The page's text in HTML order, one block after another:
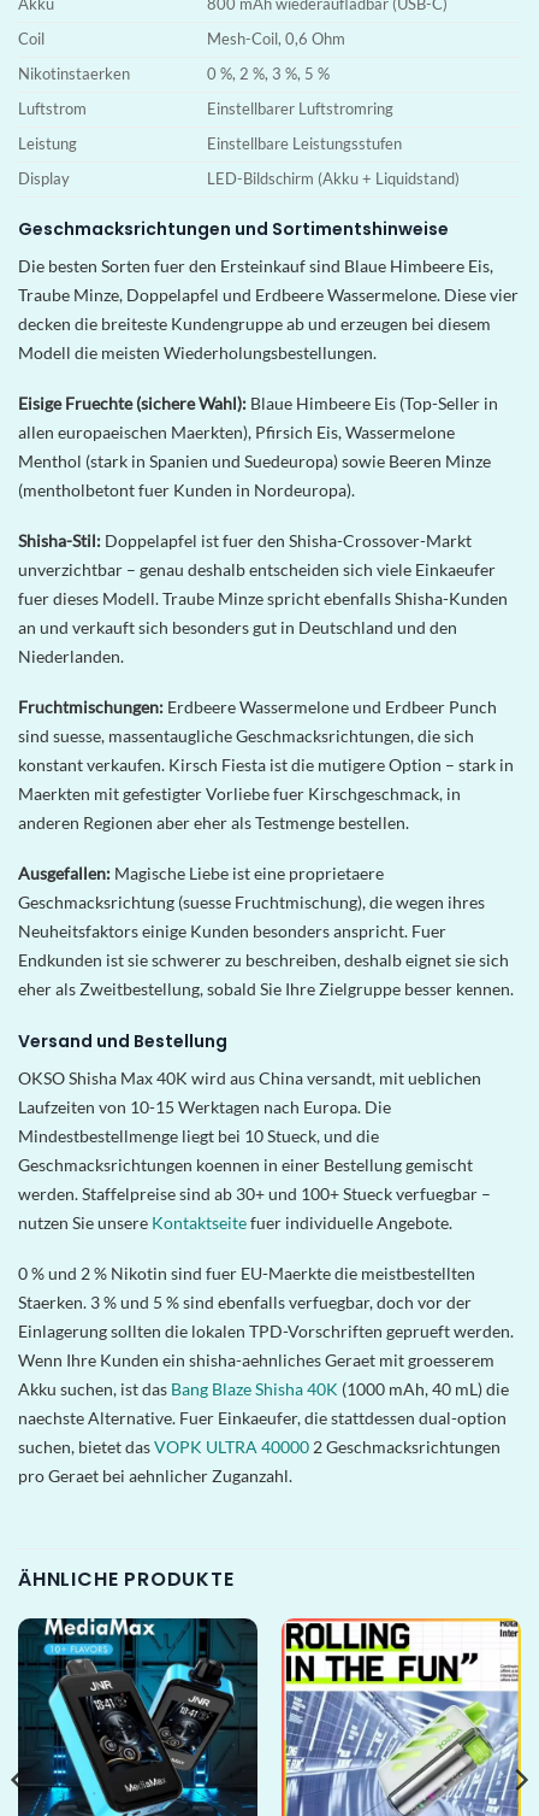
Akku
800 mAh wiederaufladbar (USB-C)
Coil
Mesh-Coil, 0,6 Ohm
Nikotinstaerken
0 %, 2 %, 3 %, 5 %
Luftstrom
Einstellbarer Luftstromring
Leistung
Einstellbare Leistungsstufen
Display
LED-Bildschirm (Akku + Liquidstand)
Geschmacksrichtungen und Sortimentshinweise
Die besten Sorten fuer den Ersteinkauf sind Blaue Himbeere Eis,
Traube Minze, Doppelapfel und Erdbeere Wassermelone. Diese vier
decken die breiteste Kundengruppe ab und erzeugen bei diesem
Modell die meisten Wiederholungsbestellungen.
Eisige Fruechte (sichere Wahl): Blaue Himbeere Eis (Top-Seller in
allen europaeischen Maerkten), Pfirsich Eis, Wassermelone
Menthol (stark in Spanien und Suedeuropa) sowie Beeren Minze
(mentholbetont fuer Kunden in Nordeuropa).
Shisha-Stil: Doppelapfel ist fuer den Shisha-Crossover-Markt
unverzichtbar – genau deshalb entscheiden sich viele Einkaeufer
fuer dieses Modell. Traube Minze spricht ebenfalls Shisha-Kunden
an und verkauft sich besonders gut in Deutschland und den
Niederlanden.
Fruchtmischungen: Erdbeere Wassermelone und Erdbeer Punch
sind suesse, massentaugliche Geschmacksrichtungen, die sich
konstant verkaufen. Kirsch Fiesta ist die mutigere Option – stark in
Maerkten mit gefestigter Vorliebe fuer Kirschgeschmack, in
anderen Regionen aber eher als Testmenge bestellen.
Ausgefallen: Magische Liebe ist eine proprietaere
Geschmacksrichtung (suesse Fruchtmischung), die wegen ihres
Neuheitsfaktors einige Kunden besonders anspricht. Fuer
Endkunden ist sie schwerer zu beschreiben, deshalb eignet sie sich
eher als Zweitbestellung, sobald Sie Ihre Zielgruppe besser kennen.
Versand und Bestellung
OKSO Shisha Max 40K wird aus China versandt, mit ueblichen
Laufzeiten von 10-15 Werktagen nach Europa. Die
Mindestbestellmenge liegt bei 10 Stueck, und die
Geschmacksrichtungen koennen in einer Bestellung gemischt
werden. Staffelpreise sind ab 30+ und 100+ Stueck verfuegbar –
nutzen Sie unsere Kontaktseitefuer individuelle Angebote.
0 % und 2 % Nikotin sind fuer EU-Maerkte die meistbestellten
Staerken. 3 % und 5 % sind ebenfalls verfuegbar, doch vor der
Einlagerung sollten die lokalen TPD-Vorschriften geprueft werden.
Wenn Ihre Kunden ein shisha-aehnliches Geraet mit groesserem
Akku suchen, ist das Bang Blaze Shisha 40K (1000 mAh, 40 mL) die
naechste Alternative. Fuer Einkaeufer, die stattdessen dual-option
suchen, bietet dasVOPK ULTRA 40000 2 Geschmacksrichtungen
pro Geraet bei aehnlicher Zuganzahl.
ÄHNLICHE PRODUKTE